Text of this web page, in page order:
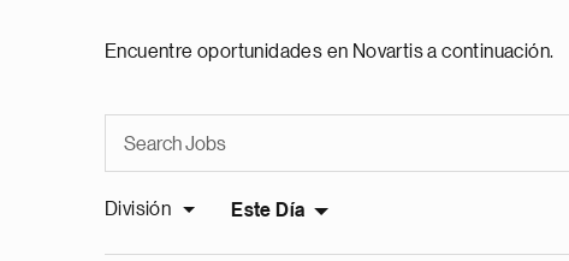
Encuentre oportunidades en Novartis a continuación.
División Este Día